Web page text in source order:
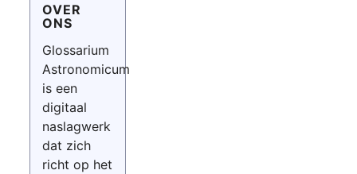
OVER
ONS
Glossarium
Astronomicum
is een
digitaal
naslagwerk
dat zich
richt op het